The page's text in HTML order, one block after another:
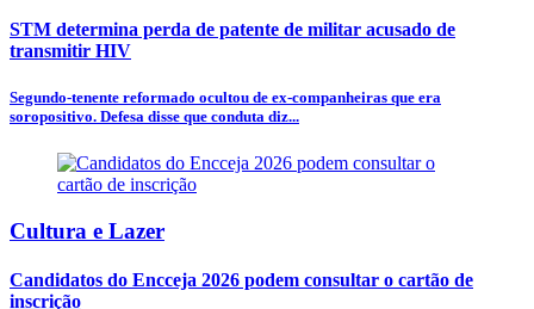
STM determina perda de patente de militar acusado de
transmitir HIV
Segundo-tenente reformado ocultou de ex-companheiras que era
soropositivo. Defesa disse que conduta diz...
Cultura e Lazer
Candidatos do Encceja 2026 podem consultar o cartão de
inscrição